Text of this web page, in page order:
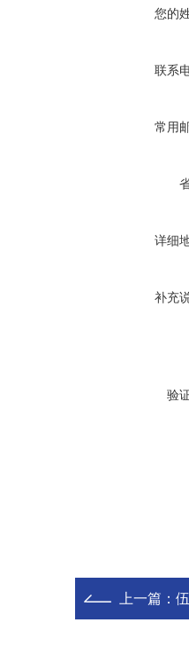
您的
联系
常用
详细
补充
验
上一篇：